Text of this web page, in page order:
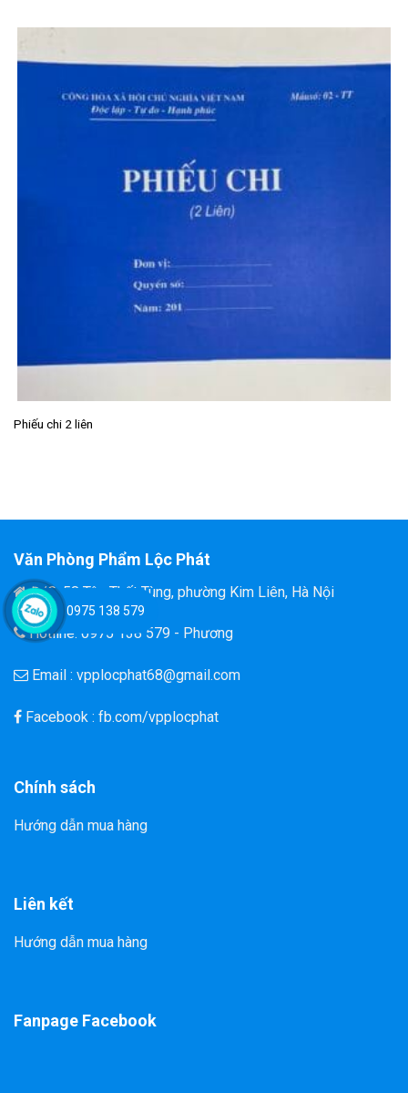
Phiếu chi 2 liên
Văn Phòng Phẩm Lộc Phát
Đ/C: 58 Tôn Thất Tùng, phường Kim Liên, Hà Nội
Hotline: 0975 138 579 - Phương
Email : vpplocphat68@gmail.com
Facebook : fb.com/vpplocphat
Chính sách
Hướng dẫn mua hàng
Liên kết
Hướng dẫn mua hàng
Fanpage Facebook
0975 138 579